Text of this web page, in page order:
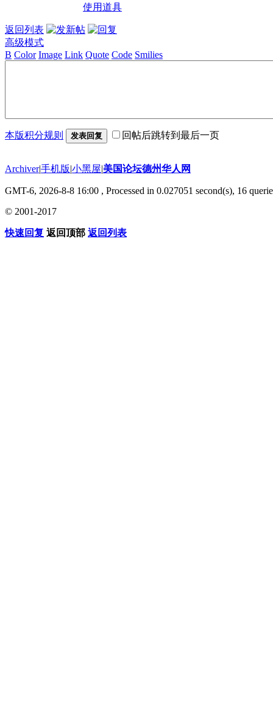
使用道具
返回列表
高级模式
B Color Image Link Quote Code Smilies
本版积分规则 发表回复 回帖后跳转到最后一页
Archiver|手机版|小黑屋|美国论坛德州华人网
GMT-6, 2026-8-8 16:00 , Processed in 0.027051 second(s), 16
© 2001-2017
快速回复 返回顶部 返回列表